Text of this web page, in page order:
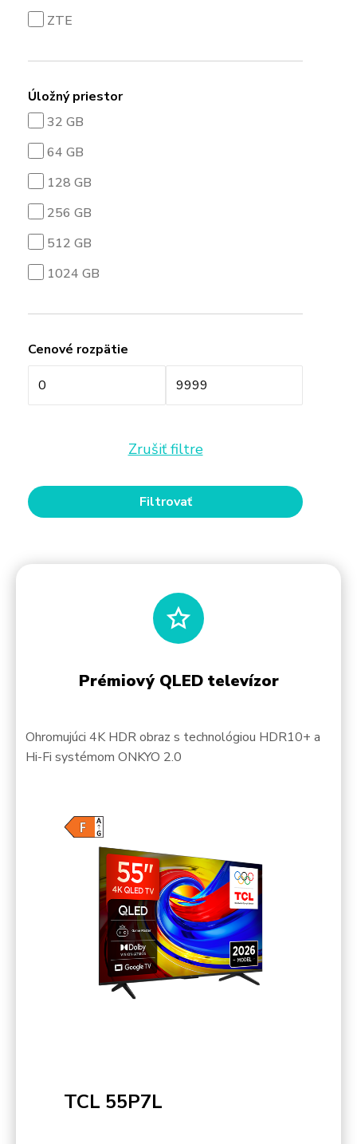
ZTE
Úložný priestor
32 GB
64 GB
128 GB
256 GB
512 GB
1024 GB
Cenové rozpätie
Zrušiť filtre
Prémiový QLED televízor
Ohromujúci 4K HDR obraz s technológiou HDR10+ a
Hi-Fi systémom ONKYO 2.0
TCL 55P7L